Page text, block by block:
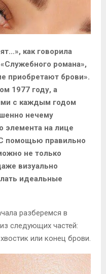
как говорила
романа»,
приобретают брови».
1977 году, а
с каждым годом
нечему
элемента на лице
помощью правильно
не только
визуально
идеальные
разберемся в
следующих частей:
или конец брови.